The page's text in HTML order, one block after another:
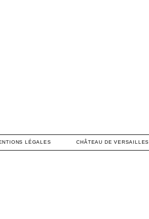
LÉGALES CHÂTEAU DE VERSAILLES